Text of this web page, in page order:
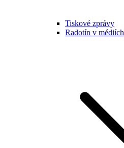
Tiskové zprávy
Radotín v médiích